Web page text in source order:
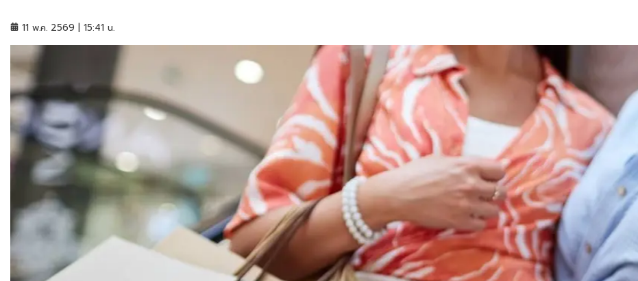
11 พ.ค. 2569 | 15:41 น.